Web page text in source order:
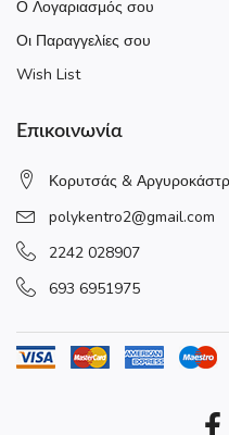
Ο Λογαριασμός σου
Οι Παραγγελίες σου
Wish List
Επικοινωνία
Κορυτσάς &
polykentro2@gmail.com
2242 028907
693 6951975